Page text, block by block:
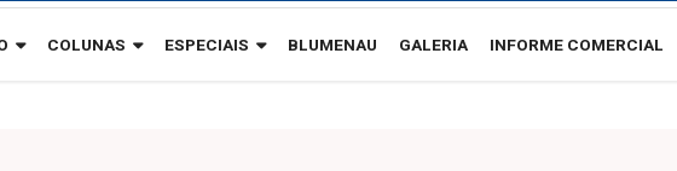
COLUNAS ESPECIAIS BLUMENAU GALERIA INFORME COMERCIAL